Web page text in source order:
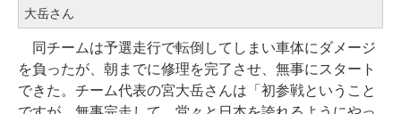
大岳さん
同チームは予選走行で転倒してしまい車体にダメージ
を負ったが、朝までに修理を完了させ、無事にスタート
できた。チーム代表の宮大岳さんは「初参戦ということ